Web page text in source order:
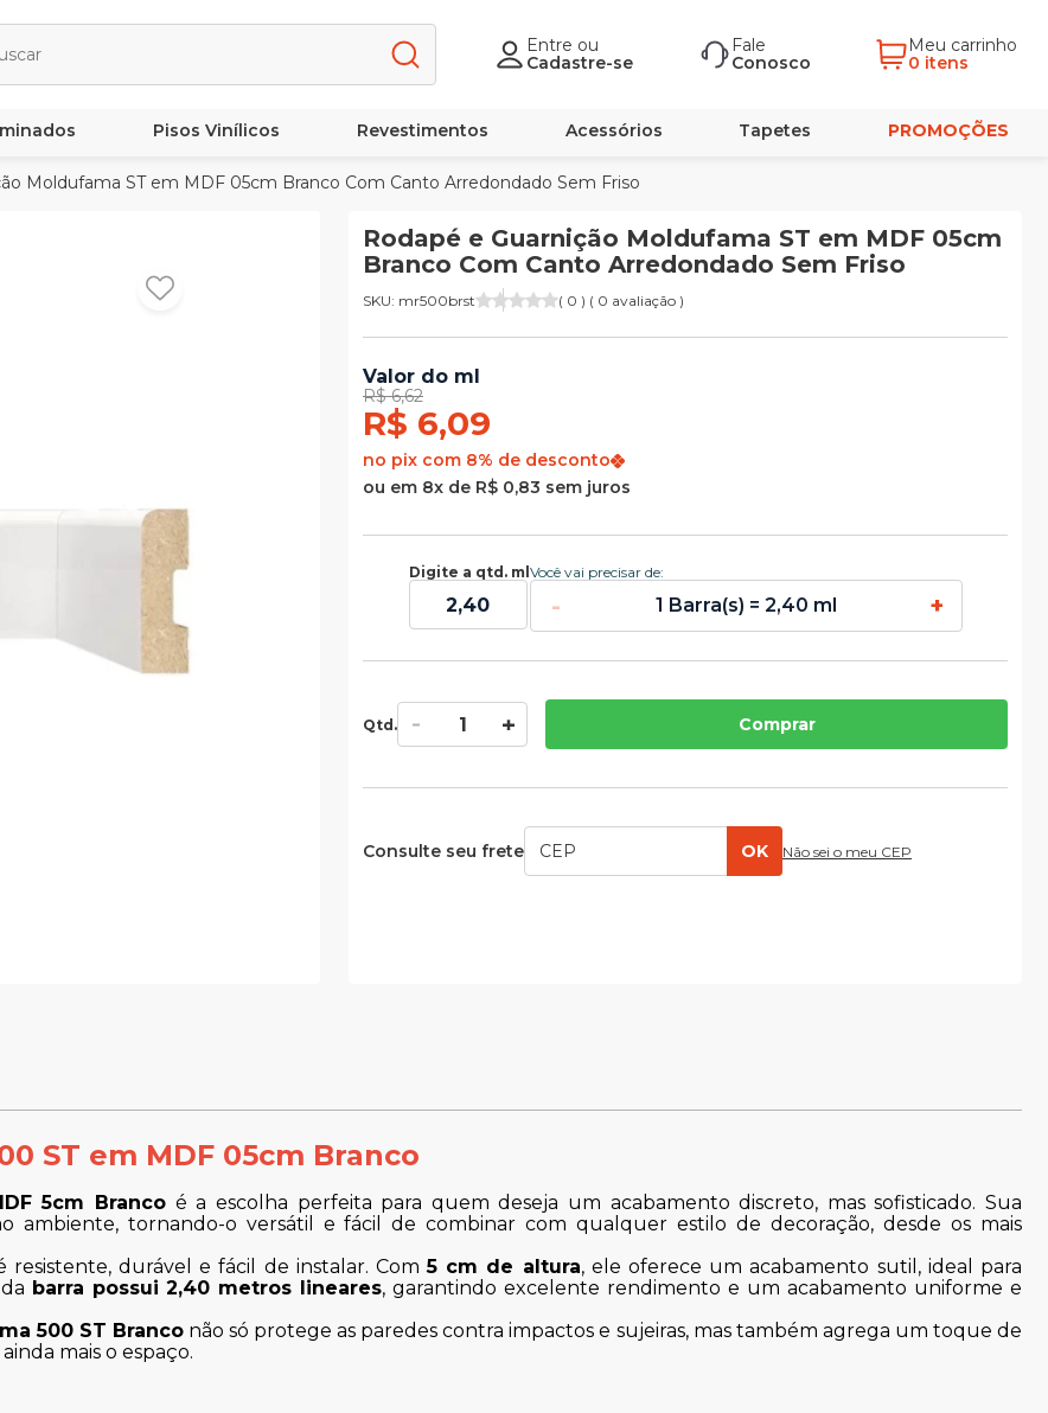
Entre ou
Cadastre-se
Fale
Conosco
Meu carrinho
0 itens
Pisos Vinílicos Revestimentos Acessórios Tapetes PROMOÇÕES
Moldufama ST em MDF 05cm Branco Com Canto Arredondado Sem Friso
Rodapé e Guarnição Moldufama ST em MDF 05cm
Branco Com Canto Arredondado Sem Friso
SKU: mr500brst ( 0 ) ( 0 avaliação )
Valor do ml
R$ 6,62
R$ 6,09
no pix com 8% de desconto
ou em 8x de R$ 0,83 sem juros
Digite a qtd. ml Você vai precisar de:
- 1 Barra(s) = 2,40 ml +
Qtd. Comprar
Consulte seu frete OK Não sei o meu CEP
ST em MDF 05cm Branco
5cm Branco é a escolha perfeita para quem deseja um acabamento discreto, mas sofisticado. Sua
ambiente, tornando-o versátil e fácil de combinar com qualquer estilo de decoração, desde os mais
resistente, durável e fácil de instalar. Com5 cm de altura, ele oferece um acabamento sutil, ideal para
barra possui 2,40 metros lineares, garantindo excelente rendimento e um acabamento uniforme e
500 ST Branconão só protege as paredes contra impactos e sujeiras, mas também agrega um toque de
mais o espaço.